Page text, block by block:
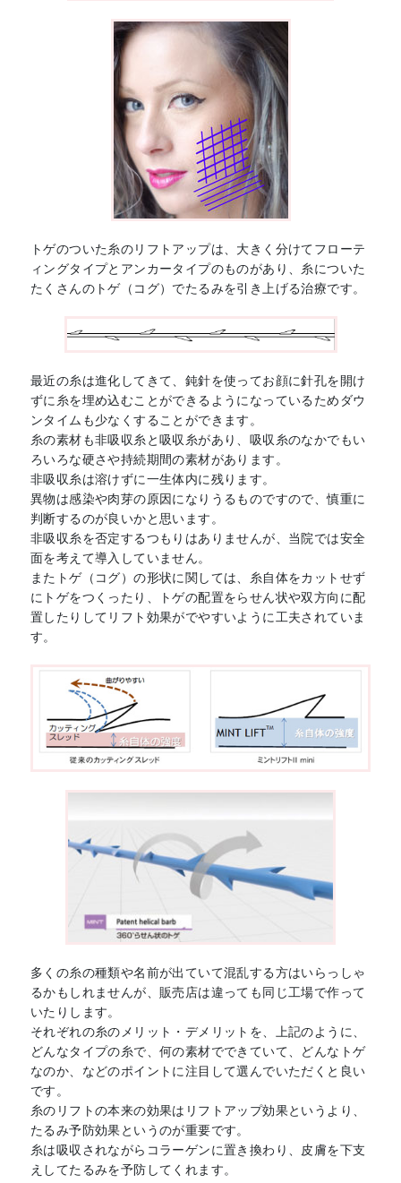
トゲのついた糸のリフトアップは、大きく分けてフローテ
ィングタイプとアンカータイプのものがあり、糸についた
たくさんのトゲ（コグ）でたるみを引き上げる治療です。
最近の糸は進化してきて、鈍針を使ってお顔に針孔を開け
ずに糸を埋め込むことができるようになっているためダウ
ンタイムも少なくすることができます。
糸の素材も非吸収糸と吸収糸があり、吸収糸のなかでもい
ろいろな硬さや持続期間の素材があります。
非吸収糸は溶けずに一生体内に残ります。
異物は感染や肉芽の原因になりうるものですので、慎重に
判断するのが良いかと思います。
非吸収糸を否定するつもりはありませんが、当院では安全
面を考えて導入していません。
またトゲ（コグ）の形状に関しては、糸自体をカットせず
にトゲをつくったり、トゲの配置をらせん状や双方向に配
置したりしてリフト効果がでやすいように工夫されていま
す。
多くの糸の種類や名前が出ていて混乱する方はいらっしゃ
るかもしれませんが、販売店は違っても同じ工場で作って
いたりします。
それぞれの糸のメリット・デメリットを、上記のように、
どんなタイプの糸で、何の素材でできていて、どんなトゲ
なのか、などのポイントに注目して選んでいただくと良い
です。
糸のリフトの本来の効果はリフトアップ効果というより、
たるみ予防効果というのが重要です。
糸は吸収されながらコラーゲンに置き換わり、皮膚を下支
えしてたるみを予防してくれます。